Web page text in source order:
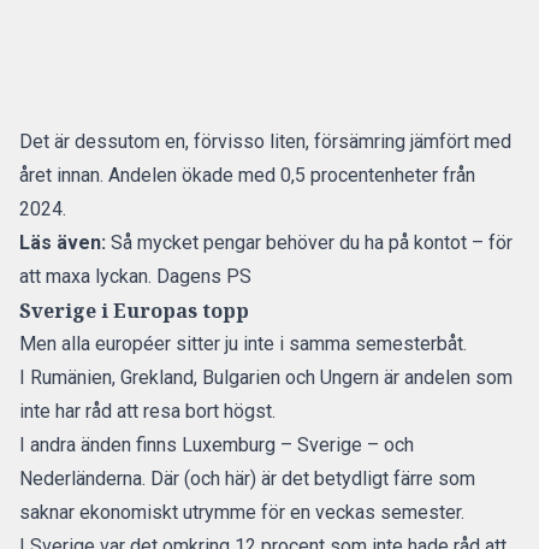
Det är dessutom en, förvisso liten, försämring jämfört med
året innan. Andelen ökade med 0,5 procentenheter från
2024.
Läs även: Så mycket pengar behöver du ha på kontot – för
att maxa lyckan. Dagens PS
Sverige i Europas topp
Men alla européer sitter ju inte i samma semesterbåt.
I Rumänien, Grekland, Bulgarien och Ungern är andelen som
inte har råd att resa bort högst.
I andra änden finns Luxemburg – Sverige – och
Nederländerna. Där (och här) är det betydligt färre som
saknar ekonomiskt utrymme för en veckas semester.